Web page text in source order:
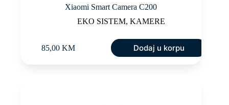
Xiaomi Smart Camera C200
EKO SISTEM,KAMERE
85,00 KM Dodaj u korpu